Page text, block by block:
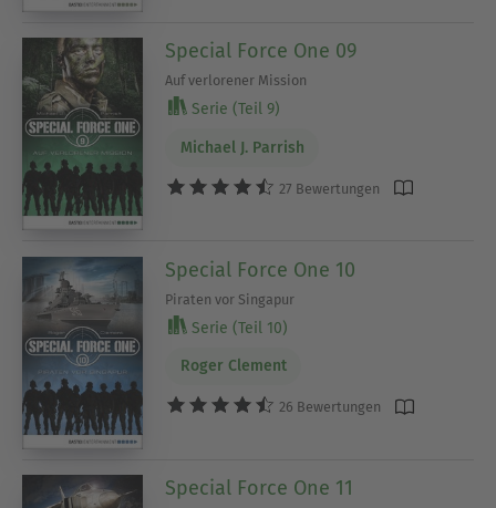
Special Force One 09
Auf verlorener Mission
Serie (Teil 9)
Michael J. Parrish
27 Bewertungen
Special Force One 10
Piraten vor Singapur
Serie (Teil 10)
Roger Clement
26 Bewertungen
Special Force One 11